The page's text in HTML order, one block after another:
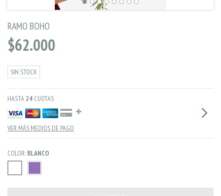
RAMO BOHO
$62.000
SIN STOCK
HASTA 24 CUOTAS
VER MÁS MEDIOS DE PAGO
COLOR: BLANCO